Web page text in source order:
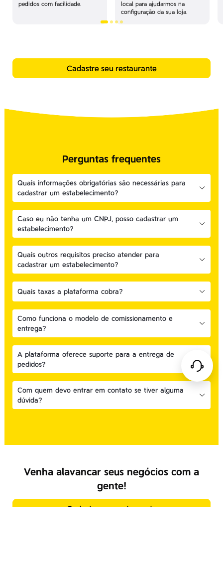
pedidos com facilidade.
local para ajudarmos na
configuração da sua loja.
Cadastre seu restaurante
Perguntas frequentes
Quais informações obrigatórias são necessárias para
cadastrar um estabelecimento?
Caso eu não tenha um CNPJ, posso cadastrar um
estabelecimento?
Quais outros requisitos preciso atender para
cadastrar um estabelecimento?
Quais taxas a plataforma cobra?
Como funciona o modelo de comissionamento e
entrega?
A plataforma oferece suporte para a entrega de
pedidos?
Com quem devo entrar em contato se tiver alguma
dúvida?
Venha alavancar seus negócios com a
gente!
Cadastre seu restaurante